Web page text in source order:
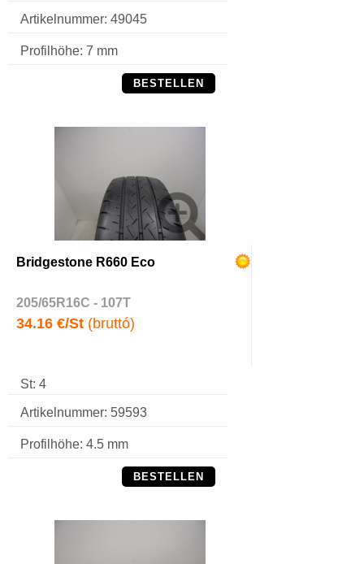
Artikelnummer: 49045
Profilhöhe: 7 mm
BESTELLEN
Bridgestone R660 Eco
205/65R16C - 107T
34.16 €/St (bruttó)
St: 4
Artikelnummer: 59593
Profilhöhe: 4.5 mm
BESTELLEN